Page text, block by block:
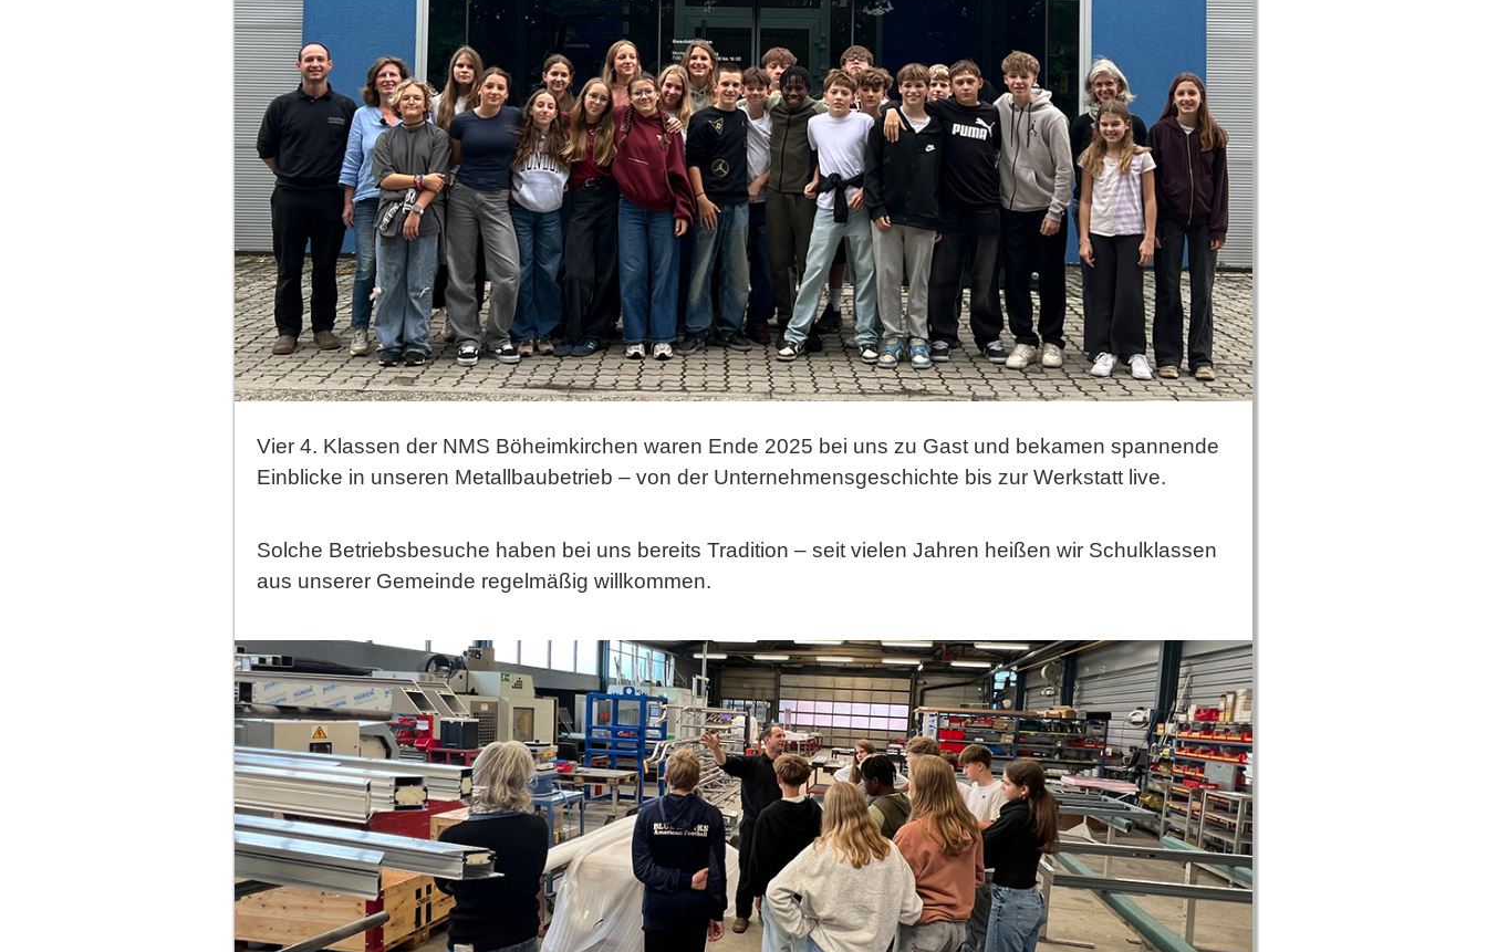
Vier 4. Klassen der NMS Böheimkirchen waren Ende 2025 bei uns zu Gast und bekamen spannende
Einblicke in unseren Metallbaubetrieb – von der Unternehmensgeschichte bis zur Werkstatt live.
Solche Betriebsbesuche haben bei uns bereits Tradition – seit vielen Jahren heißen wir Schulklassen
aus unserer Gemeinde regelmäßig willkommen.